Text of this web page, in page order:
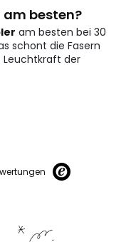
am besten?
am besten bei 30
schont die Fasern
Leuchtkraft der